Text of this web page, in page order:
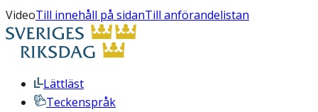
VideoTill innehåll på sidanTill anförandelistan
Lättläst
Teckenspråk